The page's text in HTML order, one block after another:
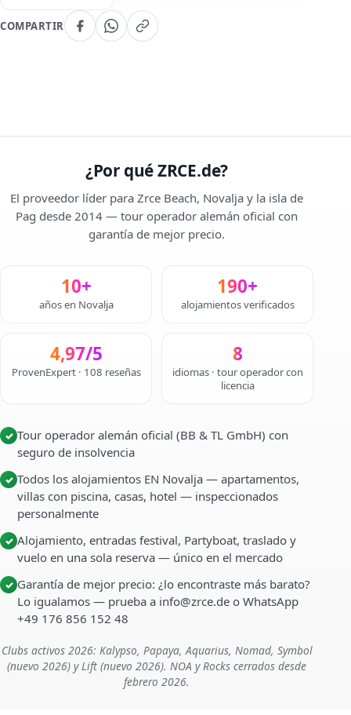
COMPARTIR
¿Por qué ZRCE.de?
El proveedor líder para Zrce Beach, Novalja y la isla de
Pag desde 2014 — tour operador alemán oficial con
garantía de mejor precio.
10+
años en Novalja
190+
alojamientos verificados
4,97/5
ProvenExpert · 108 reseñas
8
idiomas · tour operador con
licencia
✓ Tour operador alemán oficial (BB & TL GmbH) con
seguro de insolvencia
✓ Todos los alojamientos EN Novalja — apartamentos,
villas con piscina, casas, hotel — inspeccionados
personalmente
✓ Alojamiento, entradas festival, Partyboat, traslado y
vuelo en una sola reserva — único en el mercado
✓ Garantía de mejor precio: ¿lo encontraste más barato?
Lo igualamos — prueba a info@zrce.de o WhatsApp
+49 176 856 152 48
Clubs activos 2026: Kalypso, Papaya, Aquarius, Nomad, Symbol
(nuevo 2026) y Lift (nuevo 2026). NOA y Rocks cerrados desde
febrero 2026.